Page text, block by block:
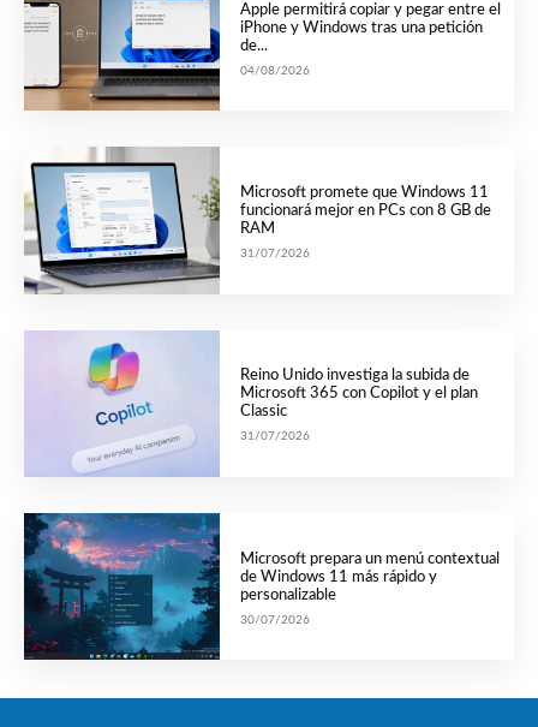
Apple permitirá copiar y pegar entre el
iPhone y Windows tras una petición
de...
04/08/2026
Microsoft promete que Windows 11
funcionará mejor en PCs con 8 GB de
RAM
31/07/2026
Reino Unido investiga la subida de
Microsoft 365 con Copilot y el plan
Classic
31/07/2026
Microsoft prepara un menú contextual
de Windows 11 más rápido y
personalizable
30/07/2026